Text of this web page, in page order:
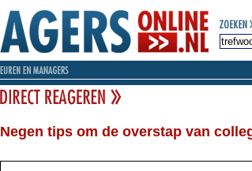
Negen tips om de overstap van